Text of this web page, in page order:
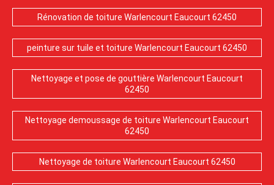
Rénovation de toiture Warlencourt Eaucourt 62450
peinture sur tuile et toiture Warlencourt Eaucourt 62450
Nettoyage et pose de gouttière Warlencourt Eaucourt
62450
Nettoyage demoussage de toiture Warlencourt Eaucourt
62450
Nettoyage de toiture Warlencourt Eaucourt 62450